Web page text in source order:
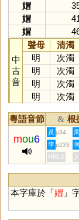
媢
媢
媢
中
古
音
聲母 清濁
明
次濁
明
次濁
明
次濁
明
次濁
粵語音節 & 根
mou6
黃 p34 周
李 p233
HKLS
本字庫於「媢」